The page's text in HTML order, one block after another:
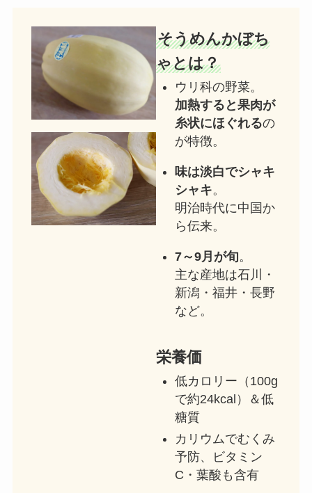
そうめんかぼち
ゃとは？
ウリ科の野菜。
加熱すると果肉が
糸状にほぐれるの
が特徴。
味は淡白でシャキ
シャキ。
明治時代に中国か
ら伝来。
7～9月が旬。
主な産地は石川・
新潟・福井・長野
など。
栄養価
低カロリー（100g
で約24kcal）＆低
糖質
カリウムでむくみ
予防、ビタミン
C・葉酸も含有